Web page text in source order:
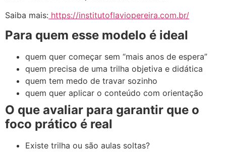
Saiba mais: https://institutoflaviopereira.com.br/
Para quem esse modelo é ideal
quem quer começar sem “mais anos de espera”
quem precisa de uma trilha objetiva e didática
quem tem medo de travar sozinho
quem quer aplicar o conteúdo com orientação
O que avaliar para garantir que o
foco prático é real
Existe trilha ou são aulas soltas?